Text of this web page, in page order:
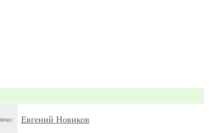
Евгений Новиков